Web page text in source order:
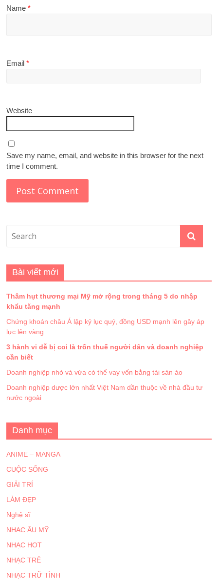
Name*
Email*
Website
Save my name, email, and website in this browser for the next
time I comment.
Bài viết mới
Thâm hụt thương mại Mỹ mở rộng trong tháng 5 do nhập
khẩu tăng mạnh
Chứng khoán châu Á lập kỷ lục quý, đồng USD mạnh lên gây áp
lực lên vàng
3 hành vi dễ bị coi là trốn thuế người dân và doanh nghiệp
cần biết
Doanh nghiệp nhỏ và vừa có thể vay vốn bằng tài sản ảo
Doanh nghiệp dược lớn nhất Việt Nam dần thuộc về nhà đầu tư
nước ngoài
Danh mục
ANIME – MANGA
CUỘC SỐNG
GIẢI TRÍ
LÀM ĐẸP
Nghệ sĩ
NHẠC ÂU MỸ
NHẠC HOT
NHẠC TRẺ
NHẠC TRỮ TÌNH